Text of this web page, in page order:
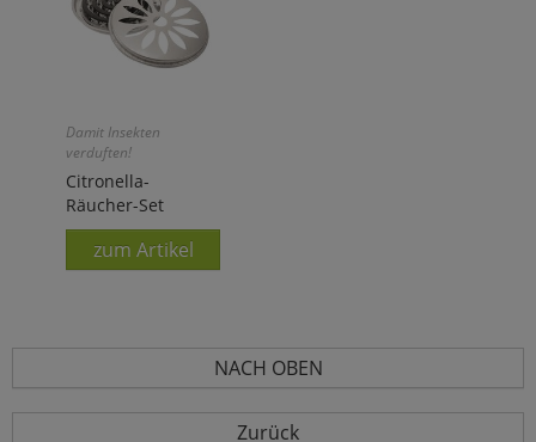
Damit Insekten
verduften!
Citronella-
Räucher-Set
zum Artikel
NACH OBEN
Zurück